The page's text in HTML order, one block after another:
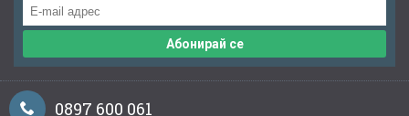
Абонирай се
0897 600 061